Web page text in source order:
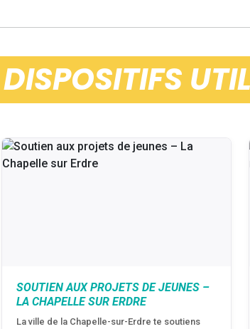
SOUTIEN AUX PROJETS DE JEUNES –
LA CHAPELLE SUR ERDRE
La ville de la Chapelle-sur-Erdre te soutiens